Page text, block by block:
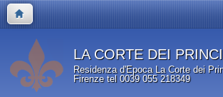
LA CORTE DEI
Residenza d'Epoca La Corte dei
Firenze tel 0039 055 218349